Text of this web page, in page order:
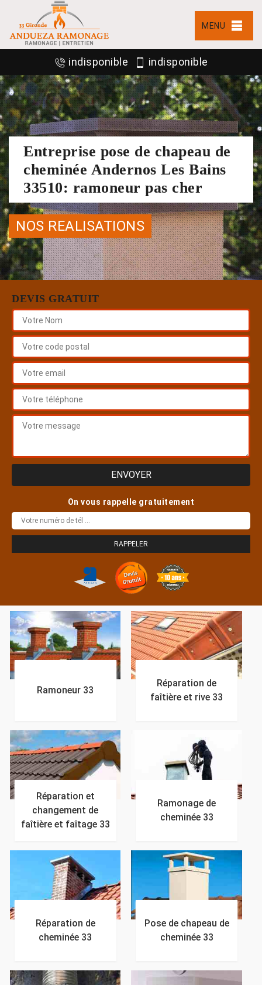
MENU
indisponible indisponible
Entreprise pose de chapeau de
cheminée Andernos Les Bains
33510: ramoneur pas cher
NOS REALISATIONS
DEVIS GRATUIT
On vous rappelle gratuitement
Ramoneur 33
Réparation de
faîtière et rive 33
Réparation et
changement de
faîtière et faîtage 33
Ramonage de
cheminée 33
Réparation de
cheminée 33
Pose de chapeau de
cheminée 33